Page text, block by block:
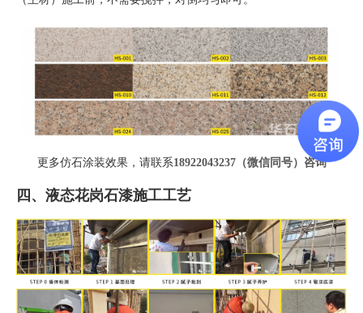
更多仿石涂装效果，请联系18922043237（微信同号） 咨询
四、液态花岗石漆施工工艺